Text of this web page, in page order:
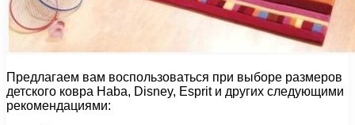
Предлагаем вам воспользоваться при выборе размеров
детского ковра Haba, Disney, Esprit и других следующими
рекомендациями: